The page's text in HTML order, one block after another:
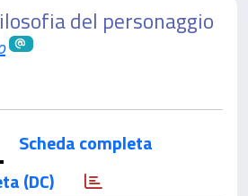
del personaggio
Scheda completa
(DC)